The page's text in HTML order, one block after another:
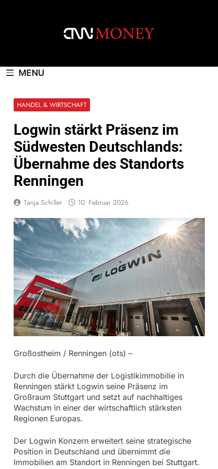
MENU
HANDEL & WIRTSCHAFT
Logwin stärkt Präsenz im
Südwesten Deutschlands:
Übernahme des Standorts
Renningen
Tanja Schiller 10. Februar 2026
Großostheim / Renningen (ots) –
Durch die Übernahme der Logistikimmobilie in
Renningen stärkt Logwin seine Präsenz im
Großraum Stuttgart und setzt auf nachhaltiges
Wachstum in einer der wirtschaftlich stärksten
Regionen Europas.
Der Logwin Konzern erweitert seine strategische
Position in Deutschland und übernimmt die
Immobilien am Standort in Renningen bei Stuttgart.